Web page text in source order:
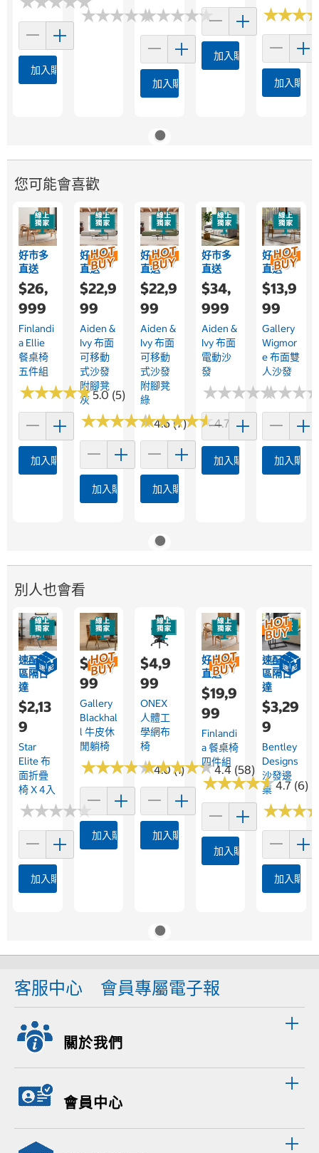
加入購物車
★★★★★
★★★★★
★★★★★
★★★★★
加入購物車
加入購物車
★★★
★★★
加入購物
您可能會喜歡
好市多
直送
$26,
999
Finlandi
A Ellie
餐桌椅
五件組
★★★★★
★★★★★5.0 (5)
加入購物車
好市多
直送
$22,9
99
Aiden &
Ivy 布面
可移動
式沙發
附腳凳
灰
★★★★★
★★★★★4.6 (7)
加入購物車
好市多
直送
$22,9
99
Aiden &
Ivy 布面
可移動
式沙發
附腳凳
綠
★★★★★
★★★★★4.7 (9)
加入購物車
好市多
直送
$34,
999
Aiden &
Ivy 布面
電動沙
發
★★★★★
★★★★★
加入購物車
好市多
直送
$13,9
99
Gallery
Wigmor
E 布面雙
人沙發
★★★
★★★
加入購物
別人也會看
速配限
區隔日
達
$2,13
9
Star
Elite 布
面折疊
椅 X 4入
★★★★★
★★★★★
加入購物車
$8,9
99
Gallery
Blackhal
L 牛皮休
閒躺椅
★★★★★
★★★★★4.0 (1)
加入購物車
$4,9
99
ONEX
人體工
學網布
椅
★★★★★
★★★★★4.4 (58)
加入購物車
好市多
直送
$19,9
99
Finlandi
A 餐桌椅
四件組
★★★★★
★★★★★4.7 (6)
加入購物車
速配限
區隔日
達
$3,29
9
Bentley
Designs
沙發邊
桌
★★★
★★★
加入購物
客服中心 會員專屬電子報
關於我們
會員中心